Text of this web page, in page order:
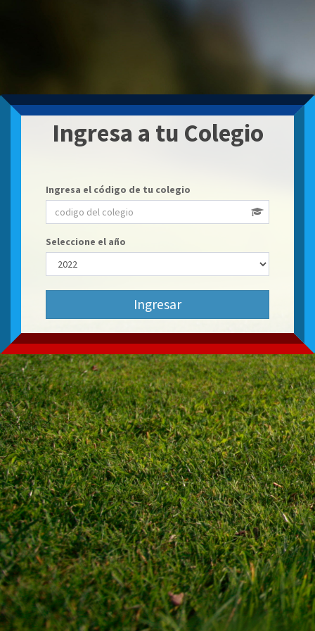
Ingresa a tu Colegio
Ingresa el código de tu colegio
Seleccione el año
Ingresar